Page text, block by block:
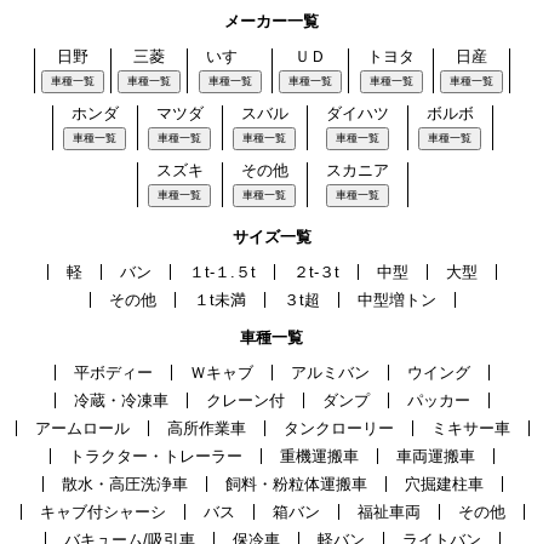
メーカー一覧
日野
車種一覧
三菱
車種一覧
いすゞ
車種一覧
ＵＤ
車種一覧
トヨタ
車種一覧
日産
車種一覧
ホンダ
車種一覧
マツダ
車種一覧
スバル
車種一覧
ダイハツ
車種一覧
ボルボ
車種一覧
スズキ
車種一覧
その他
車種一覧
スカニア
車種一覧
サイズ一覧
軽
バン １t-１.５t ２t-３t 中型
大型
その他
１t未満 ３t超 中型増トン
車種一覧
平ボディー
Ｗキャブ アルミバン
ウイング
冷蔵・冷凍車
クレーン付 ダンプ
パッカー
アームロール
高所作業車 タンクローリー
ミキサー車
トラクター・トレーラー
重機運搬車
車両運搬車
散水・高圧洗浄車
飼料・粉粒体運搬車
穴掘建柱車
キャブ付シャーシ
バス 箱バン 福祉車両
その他
バキューム/吸引車
保冷車 軽バン ライトバン